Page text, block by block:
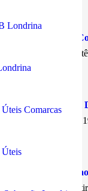
Londrina
Comarcas
Úteis
Remunerado na
Juizados
da Pessoa
e 18 de agosto, das
comemoração
11 de agosto, a